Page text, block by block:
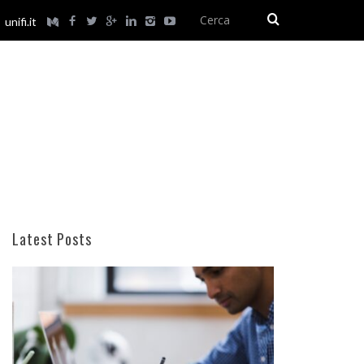
unifi.it
Latest Posts